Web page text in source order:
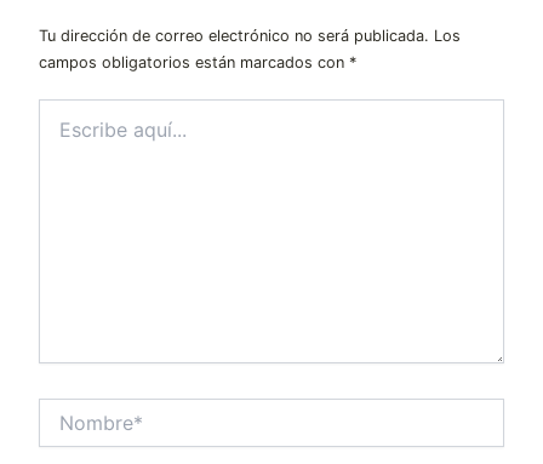
Tu dirección de correo electrónico no será publicada. Los
campos obligatorios están marcados con *
aquí...